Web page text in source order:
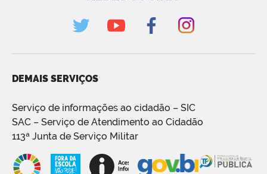
DEMAIS SERVIÇOS
Serviço de informações ao cidadão – SIC
SAC – Serviço de Atendimento ao Cidadão
113ª Junta de Serviço Militar